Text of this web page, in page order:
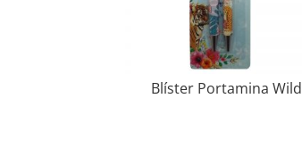
Blíster Portamina Wild